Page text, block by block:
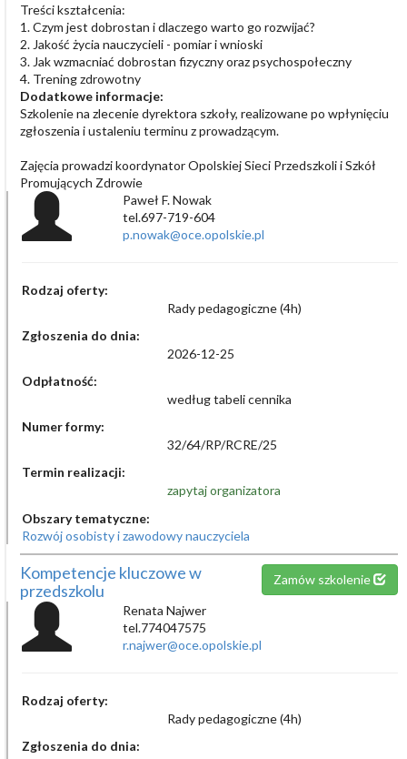
Treści kształcenia:
1. Czym jest dobrostan i dlaczego warto go rozwijać?
2. Jakość życia nauczycieli - pomiar i wnioski
3. Jak wzmacniać dobrostan fizyczny oraz psychospołeczny
4. Trening zdrowotny
Dodatkowe informacje:
Szkolenie na zlecenie dyrektora szkoły, realizowane po wpłynięciu
zgłoszenia i ustaleniu terminu z prowadzącym.
Zajęcia prowadzi koordynator Opolskiej Sieci Przedszkoli i Szkół
Promujących Zdrowie
Paweł F. Nowak
tel.697-719-604
p.nowak@oce.opolskie.pl
Rodzaj oferty:
Rady pedagogiczne (4h)
Zgłoszenia do dnia:
2026-12-25
Odpłatność:
według tabeli cennika
Numer formy:
32/64/RP/RCRE/25
Termin realizacji:
zapytaj organizatora
Obszary tematyczne:
Rozwój osobisty i zawodowy nauczyciela
Kompetencje kluczowe w
przedszkolu
Zamów szkolenie
Renata Najwer
tel.774047575
r.najwer@oce.opolskie.pl
Rodzaj oferty:
Rady pedagogiczne (4h)
Zgłoszenia do dnia: